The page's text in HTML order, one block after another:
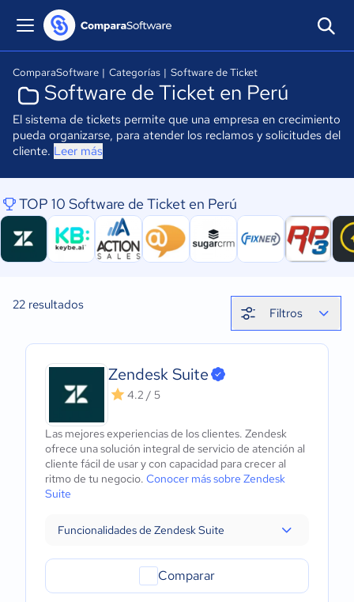
ComparaSoftware | Categorías | Software de Ticket
Software de Ticket en Perú
El sistema de tickets permite que una empresa en crecimiento
pueda organizarse, para atender los reclamos y solicitudes del
cliente. Leer más
TOP 10 Software de Ticket en Perú
22 resultados
Filtros
Zendesk Suite
4.2 / 5
Las mejores experiencias de los clientes. Zendesk
ofrece una solución integral de servicio de atención al
cliente fácil de usar y con capacidad para crecer al
ritmo de tu negocio. Conocer más sobre Zendesk
Suite
Funcionalidades de Zendesk Suite
Comparar